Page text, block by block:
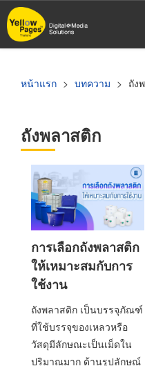
ข้าม
ไป
หน้าแรก บทความ ถัง
ถังพลาสติก
การเลือกถังพลาสติก
ให้เหมาะสมกับการ
ใช้งาน
ถังพลาสติก เป็นบรรจุภัณฑ์
ที่ใช้บรรจุของเหลวหรือ
วัสดุมีลักษณะเป็นเม็ดใน
ปริมาณมาก ด้านรูปลักษณ์